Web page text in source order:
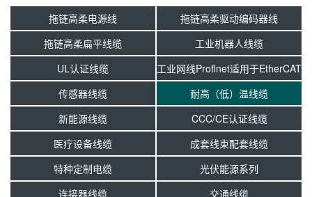
拖链高柔电源线
拖链高柔驱动编码器线
拖链高柔扁平线缆
工业机器人线缆
UL认证线缆
工业网线Proflnet适用于EtherCAT
传感器线缆
耐高（低）温线缆
新能源线缆
CCC/CE认证线缆
医疗设备线缆
成套线束配套线缆
特种定制电缆
光伏能源系列
连接器线缆
交通线缆